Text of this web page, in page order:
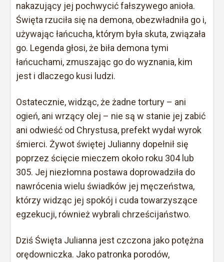
nakazujący jej pochwycić fałszywego anioła.
Święta rzuciła się na demona, obezwładniła go i,
używając łańcucha, którym była skuta, związała
go. Legenda głosi, że biła demona tymi
łańcuchami, zmuszając go do wyznania, kim
jest i dlaczego kusi ludzi.
Ostatecznie, widząc, że żadne tortury – ani
ogień, ani wrzący olej – nie są w stanie jej zabić
ani odwieść od Chrystusa, prefekt wydał wyrok
śmierci. Żywot świętej Julianny dopełnił się
poprzez ścięcie mieczem około roku 304 lub
305. Jej niezłomna postawa doprowadziła do
nawrócenia wielu świadków jej męczeństwa,
którzy widząc jej spokój i cuda towarzyszące
egzekucji, również wybrali chrześcijaństwo.
Dziś Święta Julianna jest czczona jako potężna
orędowniczka. Jako patronka porodów,